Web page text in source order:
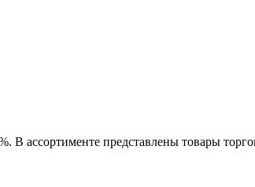
В ассортименте представлены товары